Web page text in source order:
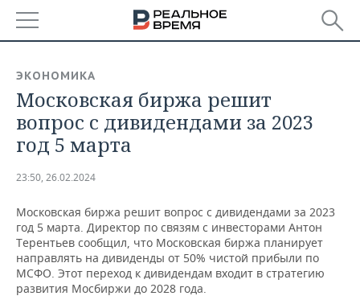
БАШКОРТОСТАН
ТАТАРСТАН
НОВОСТИ
АНАЛИТИКА
ДЕКЛАРАЦИИ О ДОХОДАХ
КОРОЛИ ГОСЗАКАЗА ПФО
ВУЗЫ ТАТАРСТАНА
НОВОСТИ ЭКОНОМИКИ
ФИНАНСЫ
БАНКИ
ПРОМЫШЛЕННОСТЬ
НОВОСТИ
ПРОМЫШЛЕННОСТИ
АГРОПРОМ
НЕДВИЖИМОСТЬ
НОВОСТИ НЕДВИЖИМОСТИ
АВТО
ЭКОНОМИКА
Московская биржа решит
вопрос с дивидендами за 2023
год 5 марта
23:50, 26.02.2024
Московская биржа решит вопрос с дивидендами за 2023
год 5 марта. Директор по связям с инвесторами Антон
Терентьев сообщил, что Московская биржа планирует
направлять на дивиденды от 50% чистой прибыли по
МСФО. Этот переход к дивидендам входит в стратегию
развития Мосбиржи до 2028 года.